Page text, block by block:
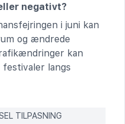
negativt?
i juni kan
og ændrede
kan
langs
TILPASNING